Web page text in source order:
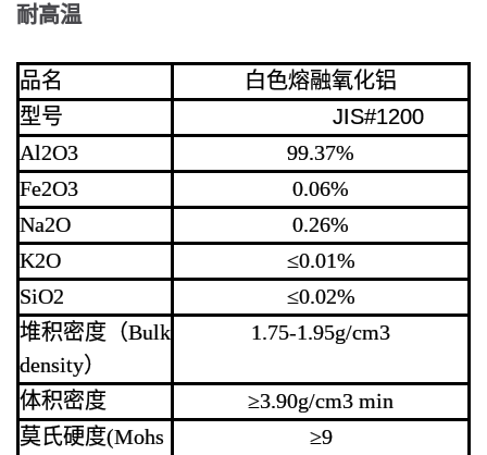
耐高温
品名
白色熔融氧化铝
型号
JIS#1200
Al2O3
99.37%
Fe2O3
0.06%
Na2O
0.26%
K2O
≤0.01%
SiO2
≤0.02%
堆积密度（Bulk
density）
1.75-1.95g/cm3
体积密度
≥3.90g/cm3 min
莫氏硬度(Mohs
≥9